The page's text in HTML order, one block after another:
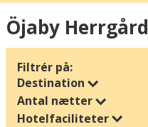
Öjaby Herrgård
Filtrér på:
Destination
Antal nætter
Hotelfaciliteter